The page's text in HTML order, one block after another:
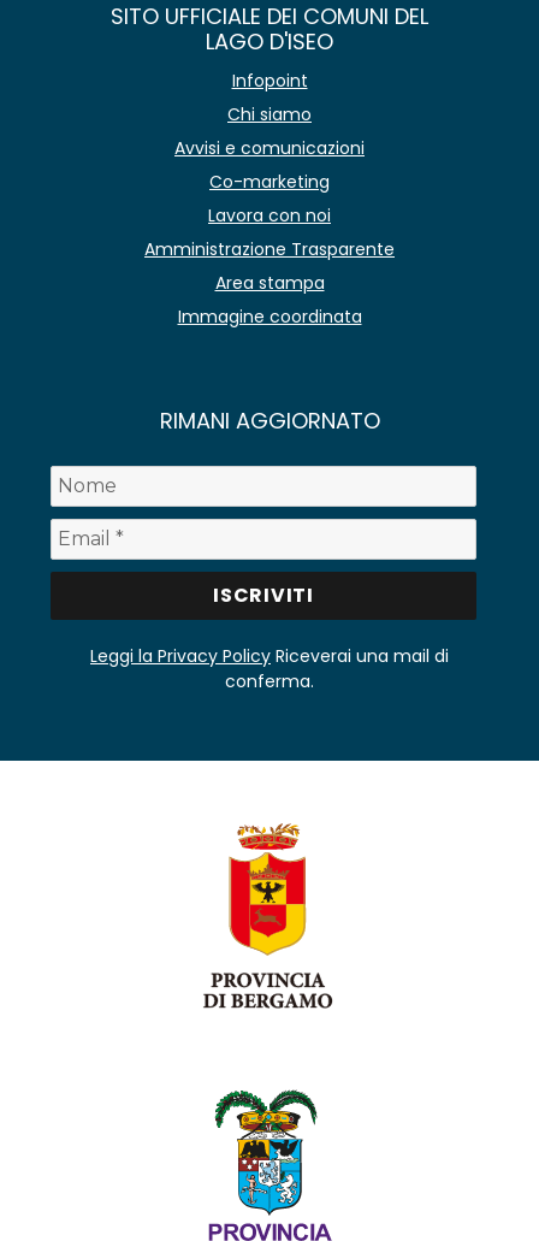
SITO UFFICIALE DEI COMUNI DEL
LAGO D'ISEO
Infopoint
Chi siamo
Avvisi e comunicazioni
Co-marketing
Lavora con noi
Amministrazione Trasparente
Area stampa
Immagine coordinata
RIMANI AGGIORNATO
Leggi la Privacy Policy Riceverai una mail di
conferma.